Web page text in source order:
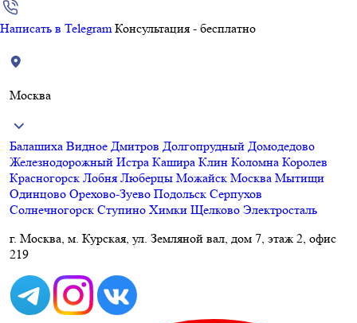
Написать в Telegram Консультация - бесплатно
Москва
Балашиха Видное Дмитров Долгопрудный Домодедово
Железнодорожный Истра Кашира Клин Коломна Королев
Красногорск Лобня Люберцы Можайск Москва Мытищи
Одинцово Орехово-Зуево Подольск Серпухов
Солнечногорск Ступино Химки Щелково Электросталь
г. Москва, м. Курская, ул. Земляной вал, дом 7, этаж 2, офис
219